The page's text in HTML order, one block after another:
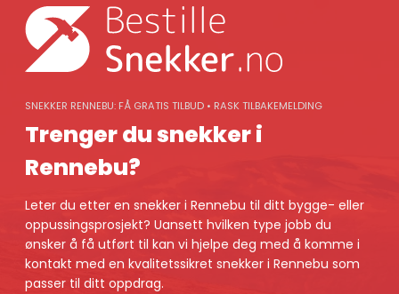
content
SNEKKER RENNEBU: FÅ GRATIS TILBUD • RASK TILBAKEMELDING
Trenger du snekker i
Rennebu?
Leter du etter en snekker i Rennebu til ditt bygge- eller
oppussingsprosjekt? Uansett hvilken type jobb du
ønsker å få utført til kan vi hjelpe deg med å komme i
kontakt med en kvalitetssikret snekker i Rennebu som
passer til ditt oppdrag.